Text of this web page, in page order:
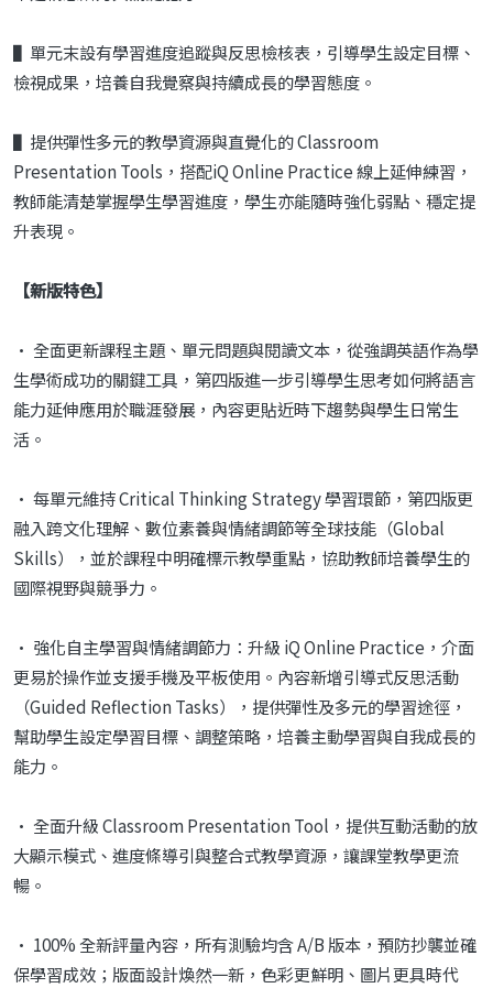
▌單元末設有學習進度追蹤與反思檢核表，引導學生設定目標、
檢視成果，培養自我覺察與持續成長的學習態度。
▌提供彈性多元的教學資源與直覺化的 Classroom
Presentation Tools，搭配iQ Online Practice 線上延伸練習，
教師能清楚掌握學生學習進度，學生亦能隨時強化弱點、穩定提
升表現。
【新版特色】
• 全面更新課程主題、單元問題與閱讀文本，從強調英語作為學
生學術成功的關鍵工具，第四版進一步引導學生思考如何將語言
能力延伸應用於職涯發展，內容更貼近時下趨勢與學生日常生
活。
• 每單元維持 Critical Thinking Strategy 學習環節，第四版更
融入跨文化理解、數位素養與情緒調節等全球技能（Global
Skills），並於課程中明確標示教學重點，協助教師培養學生的
國際視野與競爭力。
• 強化自主學習與情緒調節力：升級 iQ Online Practice，介面
更易於操作並支援手機及平板使用。內容新增引導式反思活動
（Guided Reflection Tasks），提供彈性及多元的學習途徑，
幫助學生設定學習目標、調整策略，培養主動學習與自我成長的
能力。
• 全面升級 Classroom Presentation Tool，提供互動活動的放
大顯示模式、進度條導引與整合式教學資源，讓課堂教學更流
暢。
• 100% 全新評量內容，所有測驗均含 A/B 版本，預防抄襲並確
保學習成效；版面設計煥然一新，色彩更鮮明、圖片更具時代